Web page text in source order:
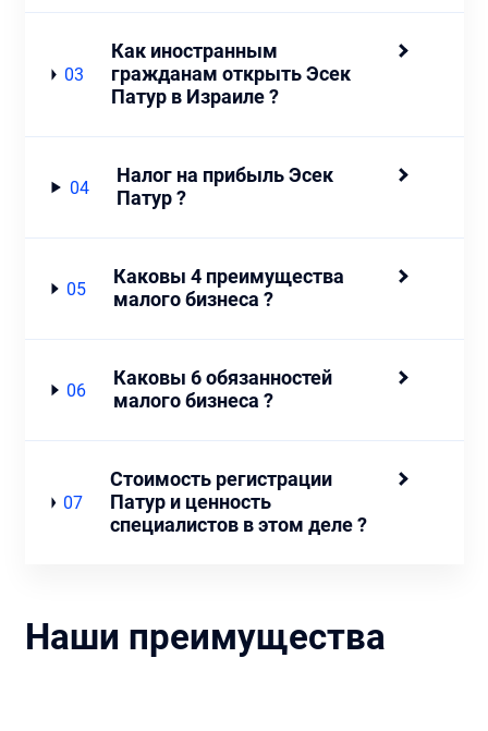
03
Как иностранным
гражданам открыть Эсек
Патур в Израиле ?
04
Налог на прибыль Эсек
Патур ?
05
Каковы 4 преимущества
малого бизнеса ?
06
Каковы 6 обязанностей
малого бизнеса ?
07
Стоимость регистрации
Патур и ценность
специалистов в этом деле ?
Наши преимущества